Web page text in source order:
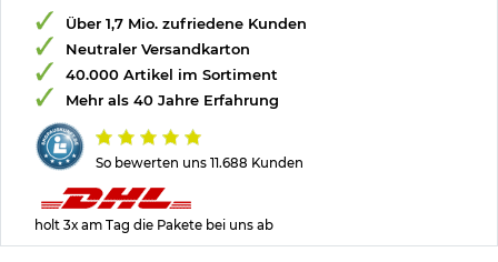
So bewerten uns 11.688 Kunden
Über 1,7 Mio. zufriedene Kunden
Neutraler Versandkarton
40.000 Artikel im Sortiment
Mehr als 40 Jahre Erfahrung
holt 3x am Tag die Pakete bei uns ab